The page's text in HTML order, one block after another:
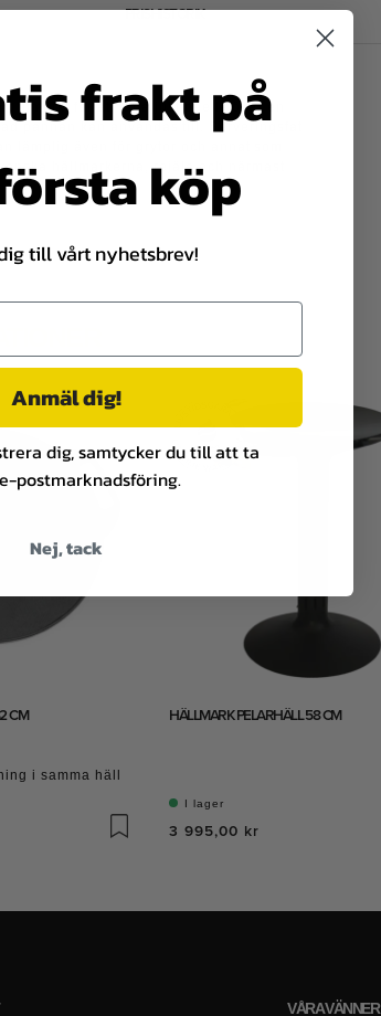
PRISHISTORIK
utmärkt för att laga just paella över en
pannan kan användas till. Serveringsfat
lämplig även för grytor och annat som
hällmarkerna, rejäla och närmast
CM
i samma häll
HÄLLMARK PELARHÄLL 58 CM
I lager
3 995,00 kr
VÅRA VÄNNER
frakt på
köp
till vårt nyhetsbrev!
Anmäl dig!
dig, samtycker du till att ta
postmarknadsföring.
Nej, tack